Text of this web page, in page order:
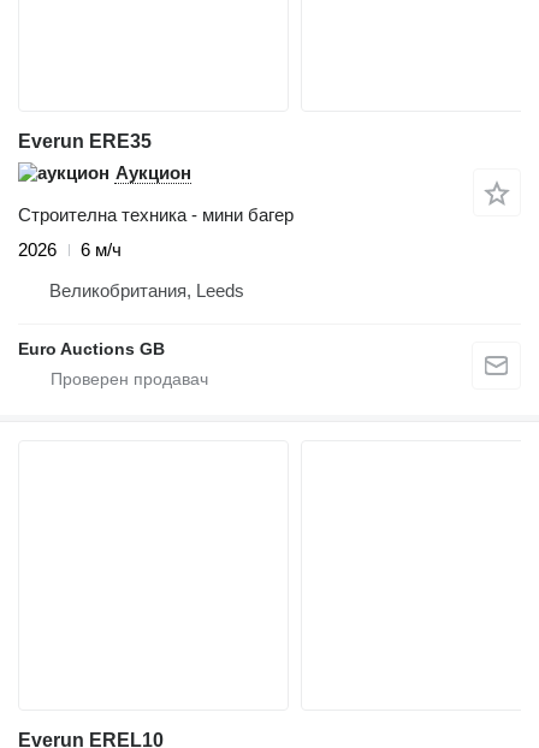
Everun ERE35
Аукцион
Строителна техника - мини багер
2026
6 м/ч
Великобритания, Leeds
Euro Auctions GB
Everun EREL10